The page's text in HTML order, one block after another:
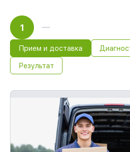
1
Прием и доставка
Результат